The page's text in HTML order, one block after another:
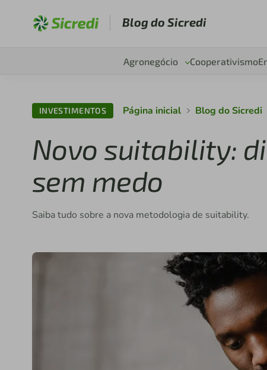
Blog do Sicredi
Agronegócio Cooperativismo
INVESTIMENTOS Página inicial Blog do Sicredi
Novo suitability:
sem medo
Saiba tudo sobre a nova metodologia de suitability.